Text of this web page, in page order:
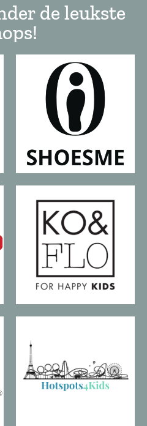
de leukste